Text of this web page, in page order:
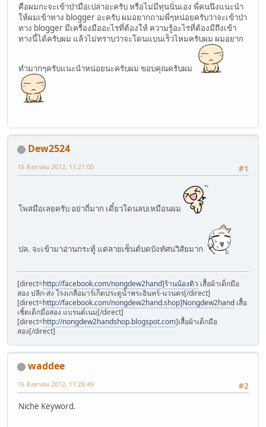
คือผมกะจะเข้าป่ามือเปล่าอะครับ หรือไม่มีทุนนั่นเอง พี่คนนึงแนะนำ
ให้ผมเข้าทาง blogger อะครับ ผมอยากถามพี่ๆหน่อยครับว่าจะเข้าป่า
ทาง blogger มีเครื่องมืออะไรที่ต้องให้ ความรู้อะไรที่ต้องมีถึงเข้า
ทางนี้ได้ครับผม แล้วไม่ทราบว่าจะโดนแบนเร็วไหมครับผม ผมอยาก
ทำมากๆครับแนะนำหน่อยนะครับผม ขอบคุณครับผม
Dew2524
#1
16 สิงหาคม 2012, 11:21:00
โพสมือเลยครับ อย่าถี่มาก เดี๋ยวโดนลบเหมือนผม
ปล. จะเข้ามาอ่านกระทู้ แต่ลายเซ็นต์บดบังทัศนวิสัยมาก
[direct=http://facebook.com/nongdew2hand]ร้านน้องดิว เสื้อผ้าเด็กมือ
สอง ปลีก-ส่ง โรงเกลือมาร์เก็ตประตูน้ำพระอินทร์-นวนคร[/direct]
[direct=http://facebook.com/nongdew2hand.shop]Nongdew2hand เสื้อ
เชิ้ตเด็กมือสอง แบรนด์เนม[/direct]
[direct=http://nongdew2handshop.blogspot.com]เสื้อผ้าเด็กมือ
สอง[/direct]
waddee
#2
16 สิงหาคม 2012, 11:28:49
Niche Keyword.